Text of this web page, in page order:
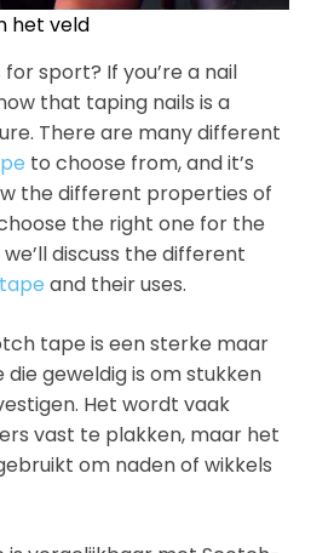
het veld
sport? If you’re a nail
that taping nails is a
There are many different
to choose from, and it’s
the different properties of
the right one for the
discuss the different
and their uses.
tape is een sterke maar
geweldig is om stukken
Het wordt vaak
vast te plakken, maar het
om naden of wikkels